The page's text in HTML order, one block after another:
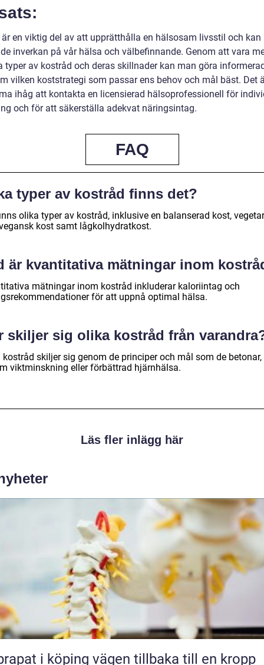
en viktig del av att upprätthålla en hälsosam livsstil och kan
inverkan på vår hälsa och välbefinnande. Genom att vara
typer av kostråd och deras skillnader kan man göra
vilken koststrategi som passar ens behov och mål bäst. Det
ihåg att kontakta en licensierad hälsoprofessionell för
och för att säkerställa adekvat näringsintag.
FAQ
typer av kostråd finns det?
olika typer av kostråd, inklusive en balanserad kost,
kost samt lågkolhydratkost.
är kvantitativa mätningar inom
mätningar inom kostråd inkluderar kaloriintag och
för att uppnå optimal hälsa.
skiljer sig olika kostråd från
kostråd skiljer sig genom de principer och mål som de betonar,
viktminskning eller förbättrad hjärnhälsa.
Läs fler inlägg här
köping vägen tillbaka till en kropp